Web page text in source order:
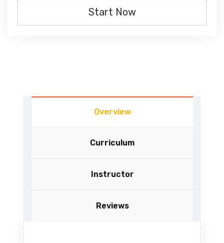
Overview
Curriculum
Instructor
Reviews
Start Now